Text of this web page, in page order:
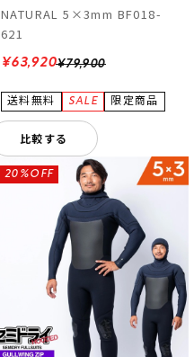
NATURAL 5×3mm BF018-
621
¥79,900
¥63,920
比較する
20%OFF